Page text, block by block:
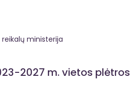
ministerija
2027 m. vietos plėtros